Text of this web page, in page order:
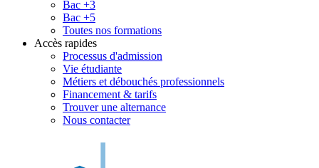
Bac +3
Bac +5
Toutes nos formations
Accès rapides
Processus d'admission
Vie étudiante
Métiers et débouchés professionnels
Financement & tarifs
Trouver une alternance
Nous contacter